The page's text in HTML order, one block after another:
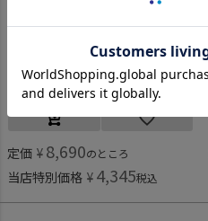
[ユニカ] リボンギャザーシャーリングスカート ブラック(4)
定価 ¥ 8,690のところ
当店特別価格 ¥ 4,345税込